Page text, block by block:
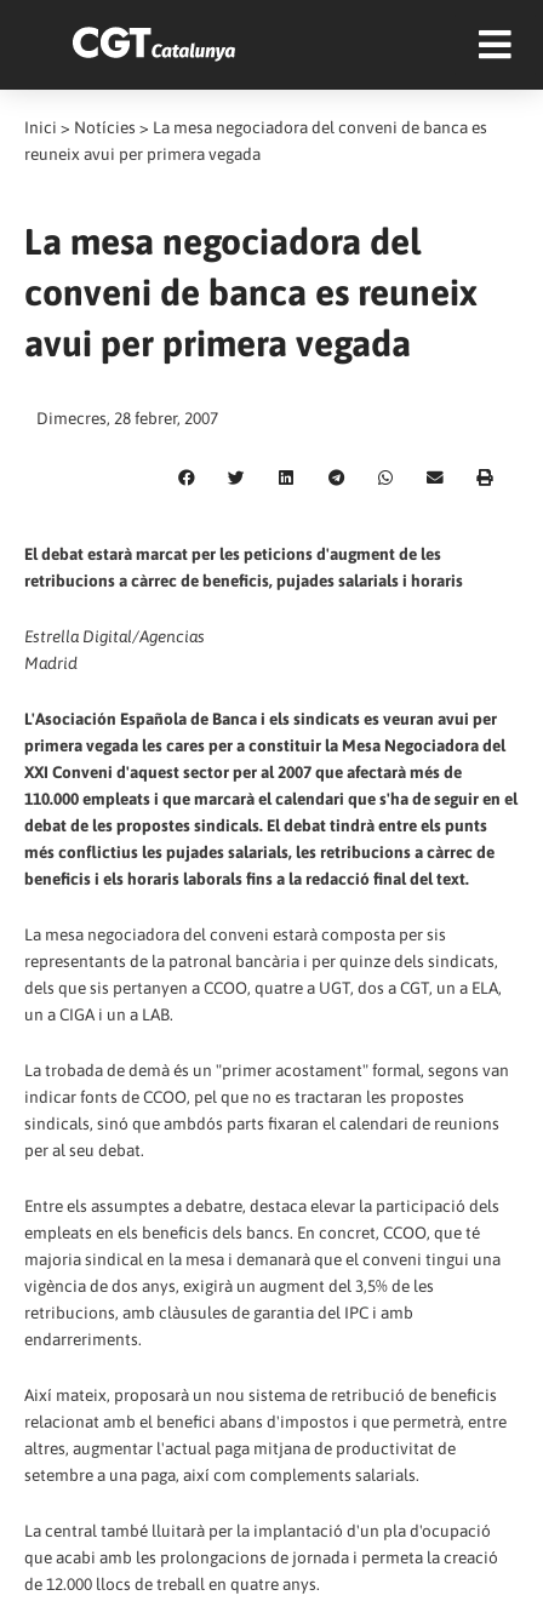
Inici > Notícies > La mesa negociadora del conveni de banca es
reuneix avui per primera vegada
La mesa negociadora del
conveni de banca es reuneix
avui per primera vegada
Dimecres, 28 febrer, 2007
El debat estarà marcat per les peticions d'augment de les
retribucions a càrrec de beneficis, pujades salarials i horaris
Estrella Digital/Agencias
Madrid
L'Asociación Española de Banca i els sindicats es veuran avui per
primera vegada les cares per a constituir la Mesa Negociadora del
XXI Conveni d'aquest sector per al 2007 que afectarà més de
110.000 empleats i que marcarà el calendari que s'ha de seguir en el
debat de les propostes sindicals. El debat tindrà entre els punts
més conflictius les pujades salarials, les retribucions a càrrec de
beneficis i els horaris laborals fins a la redacció final del text.
La mesa negociadora del conveni estarà composta per sis
representants de la patronal bancària i per quinze dels sindicats,
dels que sis pertanyen a CCOO, quatre a UGT, dos a CGT, un a ELA,
un a CIGA i un a LAB.
La trobada de demà és un "primer acostament" formal, segons van
indicar fonts de CCOO, pel que no es tractaran les propostes
sindicals, sinó que ambdós parts fixaran el calendari de reunions
per al seu debat.
Entre els assumptes a debatre, destaca elevar la participació dels
empleats en els beneficis dels bancs. En concret, CCOO, que té
majoria sindical en la mesa i demanarà que el conveni tingui una
vigència de dos anys, exigirà un augment del 3,5% de les
retribucions, amb clàusules de garantia del IPC i amb
endarreriments.
Així mateix, proposarà un nou sistema de retribució de beneficis
relacionat amb el benefici abans d'impostos i que permetrà, entre
altres, augmentar l'actual paga mitjana de productivitat de
setembre a una paga, així com complements salarials.
La central també lluitarà per la implantació d'un pla d'ocupació
que acabi amb les prolongacions de jornada i permeta la creació
de 12.000 llocs de treball en quatre anys.